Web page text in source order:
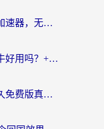
海外党必看：如何选对免费加速器，无缝访问国内资源不踩坑？
海外党必看：雷神手游和海牛好用吗？+3款热门加速器实测对比，附番茄加速器无缝回国指南
海外党必看：应用加速器永久免费版真的存在吗？教你选对回国加速器无缝刷国内资源